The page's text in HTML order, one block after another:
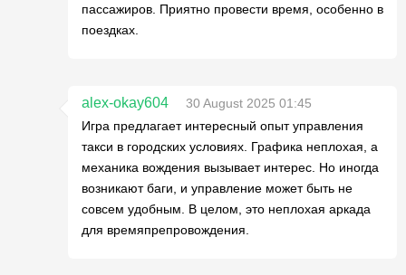
пассажиров. Приятно провести время, особенно в
поездках.
alex-okay604
30 August 2025 01:45
Игра предлагает интересный опыт управления
такси в городских условиях. Графика неплохая, а
механика вождения вызывает интерес. Но иногда
возникают баги, и управление может быть не
совсем удобным. В целом, это неплохая аркада
для времяпрепровождения.